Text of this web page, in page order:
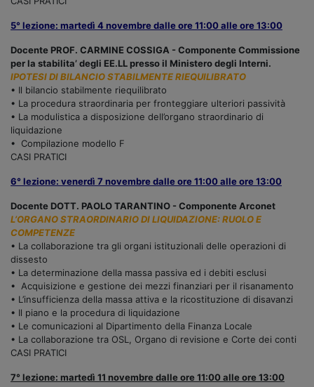
5° lezione: martedì 4 novembre dalle ore 11:00 alle ore 13:00
Docente PROF. CARMINE COSSIGA - Componente Commissione
per la stabilita’ degli EE.LL presso il Ministero degli Interni.
IPOTESI DI BILANCIO STABILMENTE RIEQUILIBRATO
• Il bilancio stabilmente riequilibrato
• La procedura straordinaria per fronteggiare ulteriori passività
• La modulistica a disposizione dell’organo straordinario di
liquidazione
• Compilazione modello F
CASI PRATICI
6° lezione: venerdì 7 novembre dalle ore 11:00 alle ore 13:00
Docente DOTT. PAOLO TARANTINO - Componente Arconet
L’ORGANO STRAORDINARIO DI LIQUIDAZIONE: RUOLO E
COMPETENZE
• La collaborazione tra gli organi istituzionali delle operazioni di
dissesto
• La determinazione della massa passiva ed i debiti esclusi
• Acquisizione e gestione dei mezzi finanziari per il risanamento
• L’insufficienza della massa attiva e la ricostituzione di disavanzi
• Il piano e la procedura di liquidazione
• Le comunicazioni al Dipartimento della Finanza Locale
• La collaborazione tra OSL, Organo di revisione e Corte dei conti
CASI PRATICI
7° lezione: martedì 11 novembre dalle ore 11:00 alle ore 13:00